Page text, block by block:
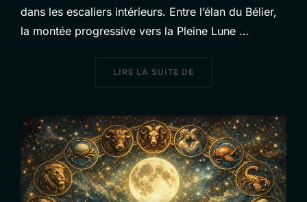
dans les escaliers intérieurs. Entre l’élan du Bélier,
la montée progressive vers la Pleine Lune …
LIRE LA SUITE DE